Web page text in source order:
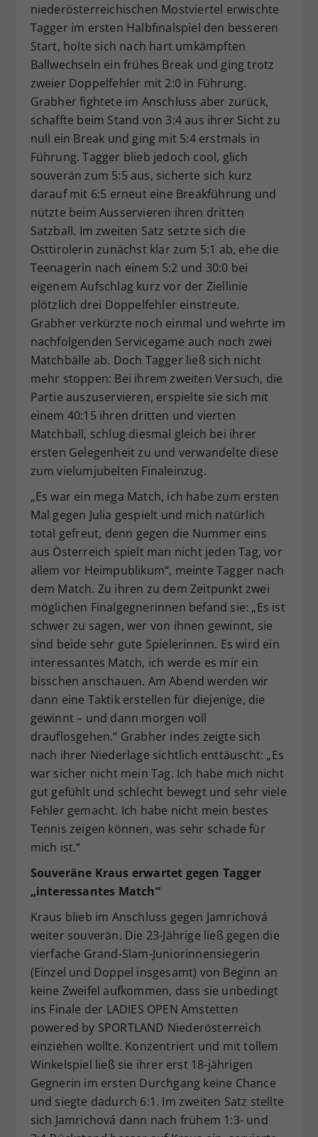
niederösterreichischen Mostviertel erwischte
Tagger im ersten Halbfinalspiel den besseren
Start, holte sich nach hart umkämpften
Ballwechseln ein frühes Break und ging trotz
zweier Doppelfehler mit 2:0 in Führung.
Grabher fightete im Anschluss aber zurück,
schaffte beim Stand von 3:4 aus ihrer Sicht zu
null ein Break und ging mit 5:4 erstmals in
Führung. Tagger blieb jedoch cool, glich
souverän zum 5:5 aus, sicherte sich kurz
darauf mit 6:5 erneut eine Breakführung und
nützte beim Ausservieren ihren dritten
Satzball. Im zweiten Satz setzte sich die
Osttirolerin zunächst klar zum 5:1 ab, ehe die
Teenagerin nach einem 5:2 und 30:0 bei
eigenem Aufschlag kurz vor der Ziellinie
plötzlich drei Doppelfehler einstreute.
Grabher verkürzte noch einmal und wehrte im
nachfolgenden Servicegame auch noch zwei
Matchbälle ab. Doch Tagger ließ sich nicht
mehr stoppen: Bei ihrem zweiten Versuch, die
Partie auszuservieren, erspielte sie sich mit
einem 40:15 ihren dritten und vierten
Matchball, schlug diesmal gleich bei ihrer
ersten Gelegenheit zu und verwandelte diese
zum vielumjubelten Finaleinzug.
„Es war ein mega Match, ich habe zum ersten
Mal gegen Julia gespielt und mich natürlich
total gefreut, denn gegen die Nummer eins
aus Österreich spielt man nicht jeden Tag, vor
allem vor Heimpublikum“, meinte Tagger nach
dem Match. Zu ihren zu dem Zeitpunkt zwei
möglichen Finalgegnerinnen befand sie: „Es ist
schwer zu sagen, wer von ihnen gewinnt, sie
sind beide sehr gute Spielerinnen. Es wird ein
interessantes Match, ich werde es mir ein
bisschen anschauen. Am Abend werden wir
dann eine Taktik erstellen für diejenige, die
gewinnt – und dann morgen voll
drauflosgehen.“ Grabher indes zeigte sich
nach ihrer Niederlage sichtlich enttäuscht: „Es
war sicher nicht mein Tag. Ich habe mich nicht
gut gefühlt und schlecht bewegt und sehr viele
Fehler gemacht. Ich habe nicht mein bestes
Tennis zeigen können, was sehr schade für
mich ist.“
Souveräne Kraus erwartet gegen Tagger
„interessantes Match“
Kraus blieb im Anschluss gegen Jamrichová
weiter souverän. Die 23-Jährige ließ gegen die
vierfache Grand-Slam-Juniorinnensiegerin
(Einzel und Doppel insgesamt) von Beginn an
keine Zweifel aufkommen, dass sie unbedingt
ins Finale der LADIES OPEN Amstetten
powered by SPORTLAND Niederösterreich
einziehen wollte. Konzentriert und mit tollem
Winkelspiel ließ sie ihrer erst 18-jährigen
Gegnerin im ersten Durchgang keine Chance
und siegte dadurch 6:1. Im zweiten Satz stellte
sich Jamrichová dann nach frühem 1:3- und